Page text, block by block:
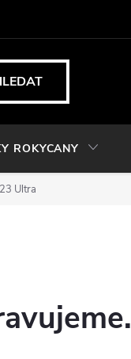
ROKYCANY
Ultra